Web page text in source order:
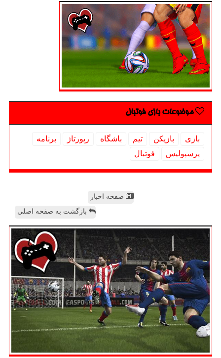
موضوعات بازی فوتبال
بازی بازیكن تیم باشگاه رپورتاژ
برنامه
پرسپولیس
فوتبال
صفحه اخبار
بازگشت به صفحه اصلی